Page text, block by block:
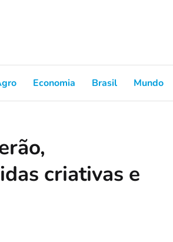
Economia Brasil Mundo
criativas e